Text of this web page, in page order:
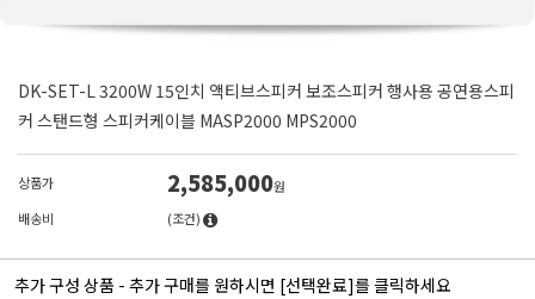
DK-SET-L 3200W 15인치 액티브스피커 보조스피커 행사용 공연용스피
커 스탠드형 스피커케이블 MASP2000 MPS2000
상품가 2,585,000원
배송비
(조건)
추가 구성 상품 - 추가 구매를 원하시면 [선택완료]를 클릭하세요